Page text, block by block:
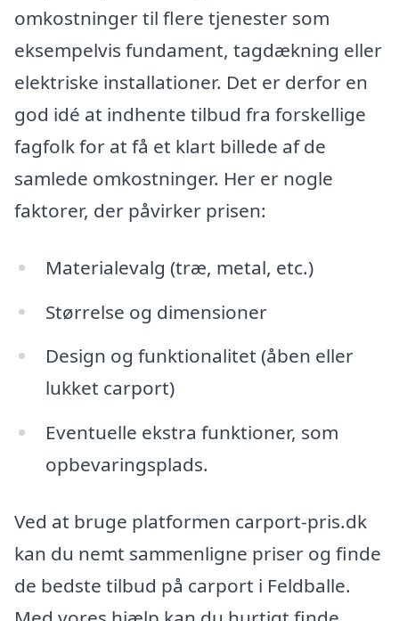
omkostninger til flere tjenester som
eksempelvis fundament, tagdækning eller
elektriske installationer. Det er derfor en
god idé at indhente tilbud fra forskellige
fagfolk for at få et klart billede af de
samlede omkostninger. Her er nogle
faktorer, der påvirker prisen:
Materialevalg (træ, metal, etc.)
Størrelse og dimensioner
Design og funktionalitet (åben eller
lukket carport)
Eventuelle ekstra funktioner, som
opbevaringsplads.
Ved at bruge platformen carport-pris.dk
kan du nemt sammenligne priser og finde
de bedste tilbud på carport i Feldballe.